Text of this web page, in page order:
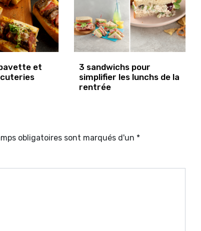
et
3 sandwichs pour
simplifier les lunchs de la
rentrée
obligatoires sont marqués d'un *